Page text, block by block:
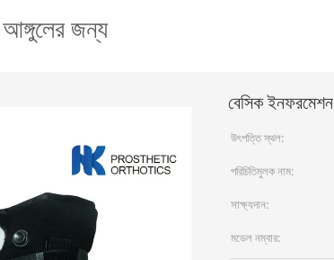
আঙ্গুলের জন্য
বেসিক ইনফরমেশন
উৎপত্তি স্থল:
পরিচিতিমুলক নাম:
সাক্ষ্যদান:
মডেল নম্বার: